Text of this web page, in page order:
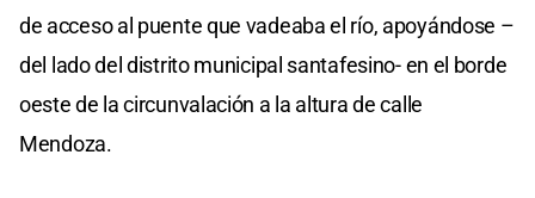
de acceso al puente que vadeaba el río, apoyándose –
del lado del distrito municipal santafesino- en el borde
oeste de la circunvalación a la altura de calle
Mendoza.